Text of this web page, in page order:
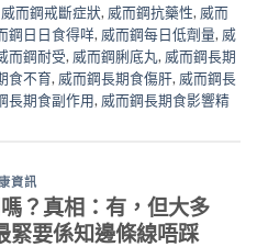
威而鋼戒斷症狀, 威而鋼抗藥性, 威而
鋼日日食得咩, 威而鋼每日低劑量, 威
而鋼耐受, 威而鋼脷底丸, 威而鋼長期
食不育, 威而鋼長期食傷肝, 威而鋼長
長期食副作用, 威而鋼長期食影響精
資訊
？真相：有，但大多
緊要係知邊條線唔踩